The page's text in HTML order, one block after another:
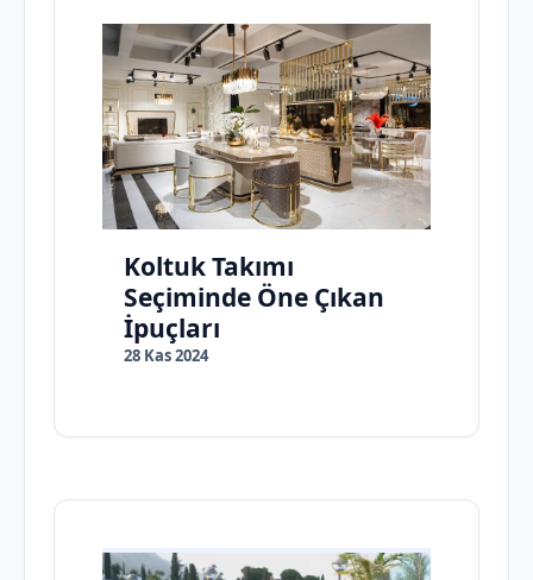
Koltuk Takımı
Seçiminde Öne Çıkan
İpuçları
28 Kas 2024